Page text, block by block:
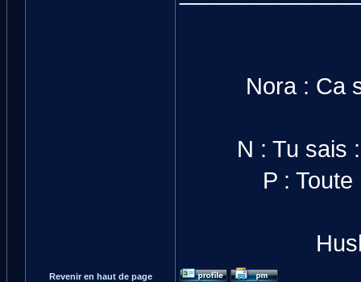
Nora : Ca
N : Tu sais
P :
Revenir en haut de page